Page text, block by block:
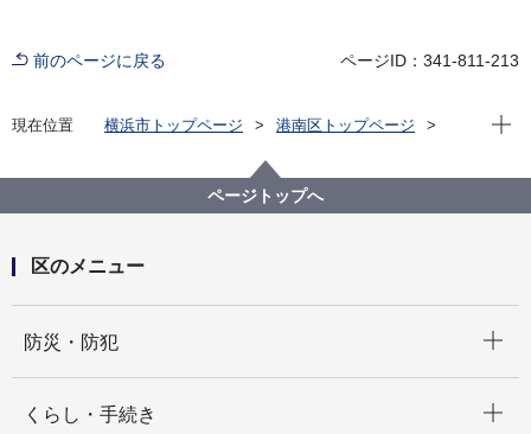
前のページに戻る ページID：341-811-213
現在位置 横浜市トップページ
港南区トップページ
現在
ページトップへ
区のメニュー
防災・防犯
くらし・手続き